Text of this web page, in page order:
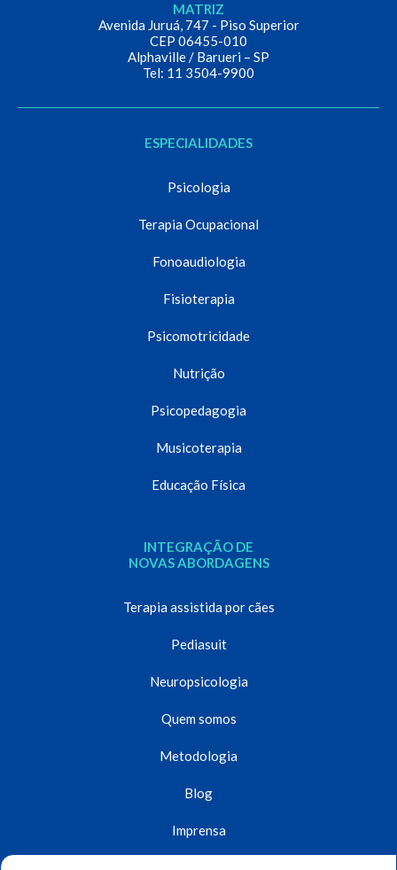
MATRIZ
Avenida Juruá, 747 - Piso Superior
CEP 06455-010
Alphaville / Barueri – SP
Tel: 11 3504-9900
ESPECIALIDADES
Psicologia
Terapia Ocupacional
Fonoaudiologia
Fisioterapia
Psicomotricidade
Nutrição
Psicopedagogia
Musicoterapia
Educação Física
INTEGRAÇÃO DE
NOVAS ABORDAGENS
Terapia assistida por cães
Pediasuit
Neuropsicologia
Quem somos
Metodologia
Blog
Imprensa